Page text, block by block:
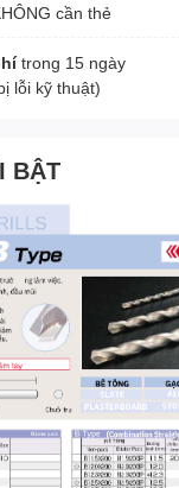
cần thẻ
trong 15 ngày
lỗi kỹ thuật)
BẬT